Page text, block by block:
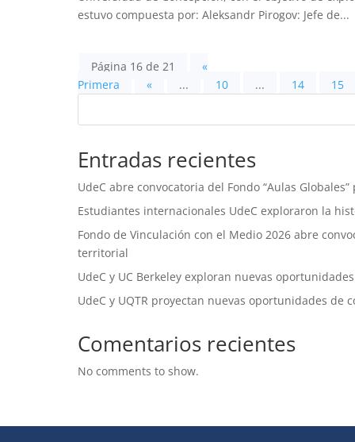
estuvo compuesta por: Aleksandr Pirogov: Jefe de...
Página 16 de 21
«
Primera
« ... 10 ... 14 15
Entradas recientes
UdeC abre convocatoria del Fondo “Aulas
Estudiantes internacionales UdeC exploraron la
Fondo de Vinculación con el Medio 2026 abre
territorial
UdeC y UC Berkeley exploran nuevas
UdeC y UQTR proyectan nuevas oportunidades de
Comentarios recientes
No comments to show.